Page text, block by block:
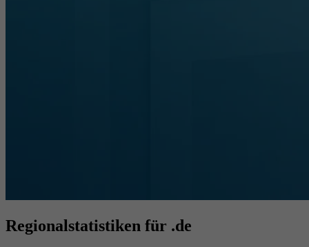
Regionalstatistiken für .de